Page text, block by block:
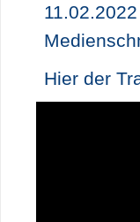
Hier der